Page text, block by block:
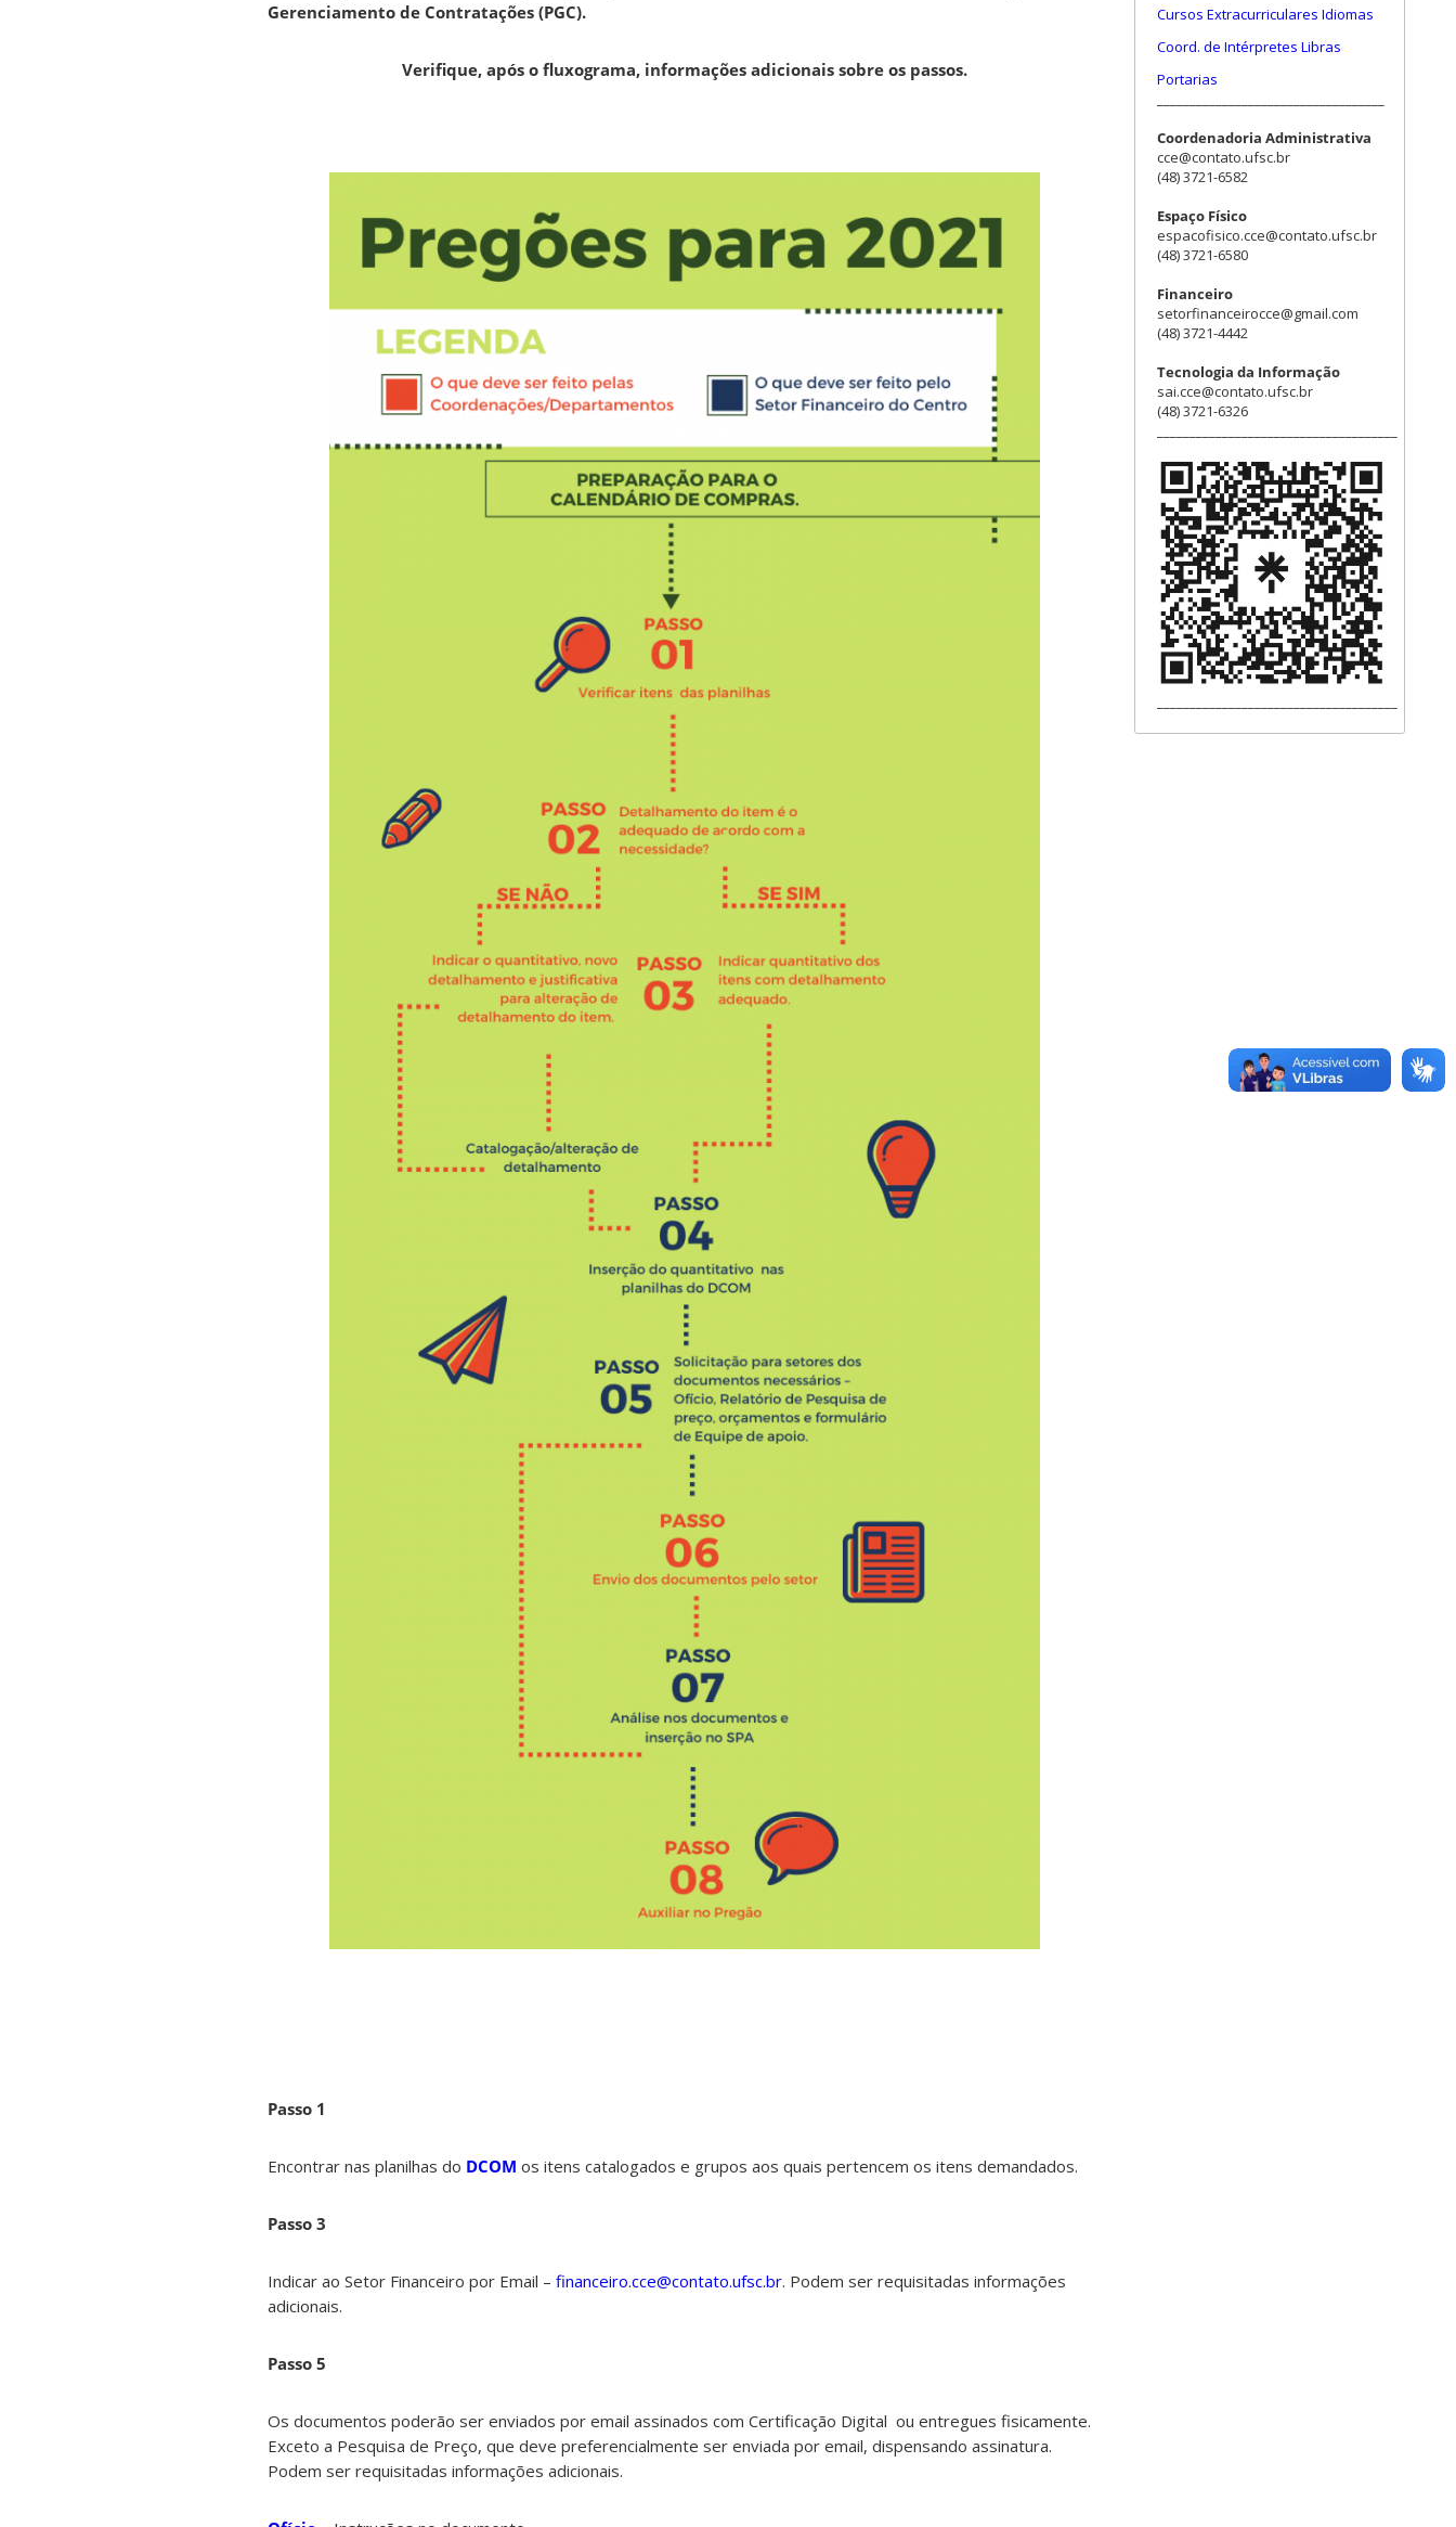
Gerenciamento de Contratações (PGC).
Verifique, após o fluxograma, informações adicionais sobre os passos.
Passo 1
Encontrar nas planilhas do DCOM os itens catalogados e grupos aos quais pertencem os itens demandados.
Passo 3
Indicar ao Setor Financeiro por Email – financeiro.cce@contato.ufsc.br. Podem ser requisitadas informações
adicionais.
Passo 5
Os documentos poderão ser enviados por email assinados com Certificação Digital ou entregues fisicamente.
Exceto a Pesquisa de Preço, que deve preferencialmente ser enviada por email, dispensando assinatura.
Podem ser requisitadas informações adicionais.
Cursos Extracurriculares Idiomas
Coord. de Intérpretes Libras
Portarias
Coordenadoria Administrativa
cce@contato.ufsc.br
(48) 3721-6582
Espaço Físico
espacofisico.cce@contato.ufsc.br
(48) 3721-6580
Financeiro
setorfinanceirocce@gmail.com
(48) 3721-4442
Tecnologia da Informação
sai.cce@contato.ufsc.br
(48) 3721-6326